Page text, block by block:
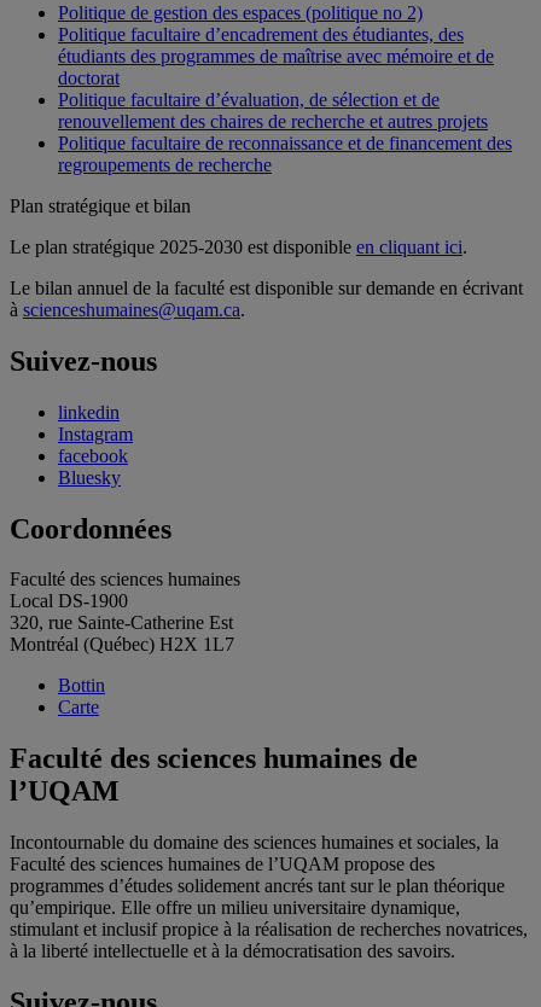
Politique de gestion des espaces (politique no 2)
Politique facultaire d’encadrement des étudiantes, des
étudiants des programmes de maîtrise avec mémoire et de
doctorat
Politique facultaire d’évaluation, de sélection et de
renouvellement des chaires de recherche et autres projets
Politique facultaire de reconnaissance et de financement des
regroupements de recherche
Plan stratégique et bilan
Le plan stratégique 2025-2030 est disponible en cliquant ici.
Le bilan annuel de la faculté est disponible sur demande en écrivant
à scienceshumaines@uqam.ca.
Suivez-nous
linkedin
Instagram
facebook
Bluesky
Coordonnées
Faculté des sciences humaines
Local DS-1900
320, rue Sainte-Catherine Est
Montréal (Québec) H2X 1L7
Bottin
Carte
Faculté des sciences humaines de
l’UQAM
Incontournable du domaine des sciences humaines et sociales, la
Faculté des sciences humaines de l’UQAM propose des
programmes d’études solidement ancrés tant sur le plan théorique
qu’empirique. Elle offre un milieu universitaire dynamique,
stimulant et inclusif propice à la réalisation de recherches novatrices,
à la liberté intellectuelle et à la démocratisation des savoirs.